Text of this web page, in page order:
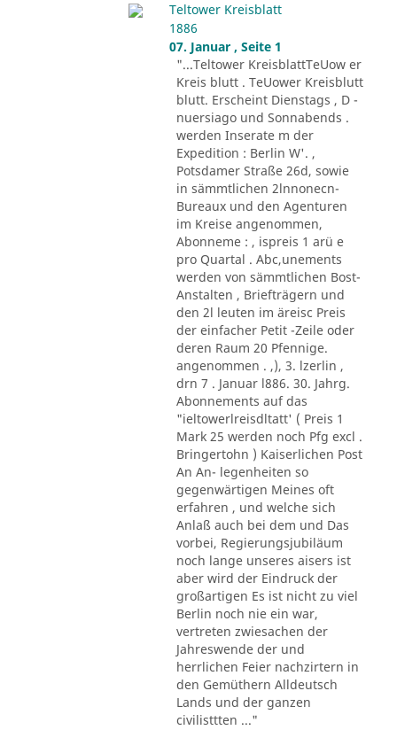
Teltower Kreisblatt
1886
07. Januar , Seite 1
"...Teltower KreisblattTeUow er
Kreis blutt . TeUower Kreisblutt
blutt. Erscheint Dienstags , D -
nuersiago und Sonnabends .
werden Inserate m der
Expedition : Berlin W'. ,
Potsdamer Straße 26d, sowie
in sämmtlichen 2lnnonecn-
Bureaux und den Agenturen
im Kreise angenommen,
Abonneme : , ispreis 1 arü e
pro Quartal . Abc,unements
werden von sämmtlichen Bost-
Anstalten , Briefträgern und
den 2l leuten im äreisc Preis
der einfacher Petit -Zeile oder
deren Raum 20 Pfennige.
angenommen . ,), 3. lzerlin ,
drn 7 . Januar l886. 30. Jahrg.
Abonnements auf das
"ieltowerlreisdltatt' ( Preis 1
Mark 25 werden noch Pfg excl .
Bringertohn ) Kaiserlichen Post
An An- legenheiten so
gegenwärtigen Meines oft
erfahren , und welche sich
Anlaß auch bei dem und Das
vorbei, Regierungsjubiläum
noch lange unseres aisers ist
aber wird der Eindruck der
großartigen Es ist nicht zu viel
Berlin noch nie ein war,
vertreten zwiesachen der
Jahreswende der und
herrlichen Feier nachzirtern in
den Gemüthern Alldeutsch
Lands und der ganzen
civilisttten ..."